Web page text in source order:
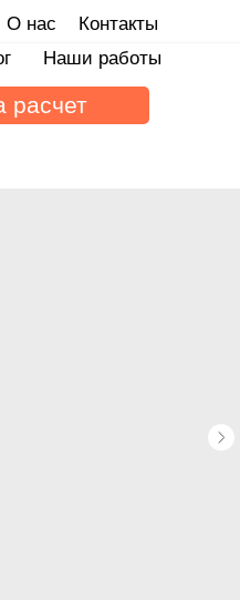
О нас
Наши работы
Контакты
расчет